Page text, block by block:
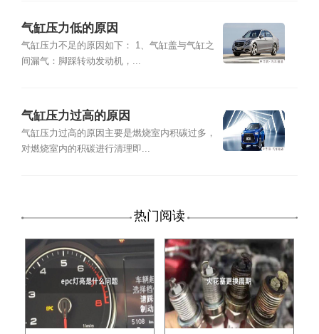
气缸压力低的原因
气缸压力不足的原因如下： 1、气缸盖与气缸之
间漏气：脚踩转动发动机，...
气缸压力过高的原因
气缸压力过高的原因主要是燃烧室内积碳过多，
对燃烧室内的积碳进行清理即...
热门阅读